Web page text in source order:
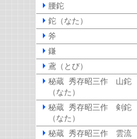
腰鉈
鉈（なた）
斧
鎌
鳶（とび）
秘蔵 秀存昭三作 山鉈
（なた）
秘蔵 秀存昭三作 剣鉈
（なた）
秘蔵 秀存昭三作 雲流